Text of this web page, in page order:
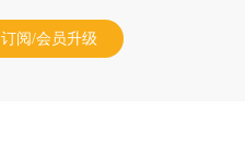
订阅/会员升级